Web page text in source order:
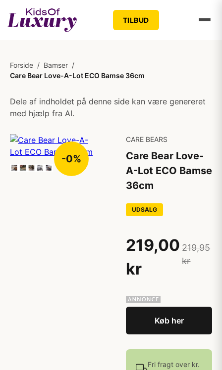
TILBUD
Forside / Bamser /
Care Bear Love-A-Lot ECO Bamse 36cm
Dele af indholdet på denne side kan være genereret
med hjælp fra AI.
-0%
CARE BEARS
Care Bear Love-
A-Lot ECO Bamse
36cm
UDSALG
219,00
kr
219,95
kr
Køb her
Fri fragt over kr.